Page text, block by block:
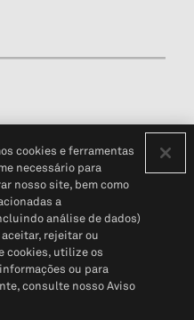
do cliente (em inglês)
© 2026 S&P Global
cookies e ferramentas
necessário para
nosso site, bem como
a
análise de dados)
rejeitar ou
cookies, utilize os
ou para
consulte nosso Aviso